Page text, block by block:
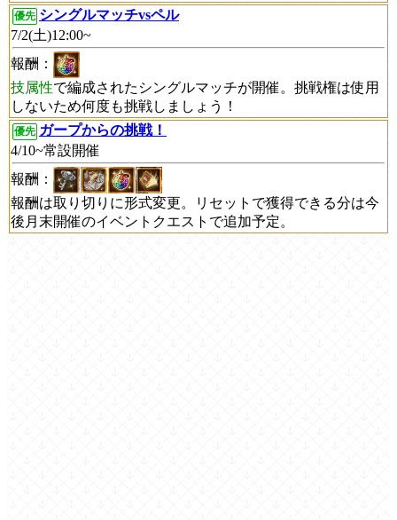
優先 シングルマッチvsペル
7/2(土)12:00~
報酬：
技属性で編成されたシングルマッチが開催。挑戦権は使用
しないため何度も挑戦しましょう！
優先 ガープからの挑戦！
4/10~常設開催
報酬：
報酬は取り切りに形式変更。リセットで獲得できる分は今
後月末開催のイベントクエストで追加予定。